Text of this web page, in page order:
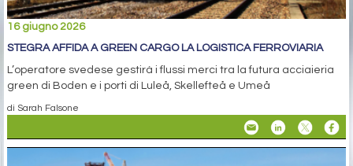
16 giugno 2026
STEGRA AFFIDA A GREEN CARGO LA LOGISTICA FERROVIARIA
L’operatore svedese gestirà i flussi merci tra la futura acciaieria
green di Boden e i porti di Luleå, Skellefteå e Umeå
di Sarah Falsone